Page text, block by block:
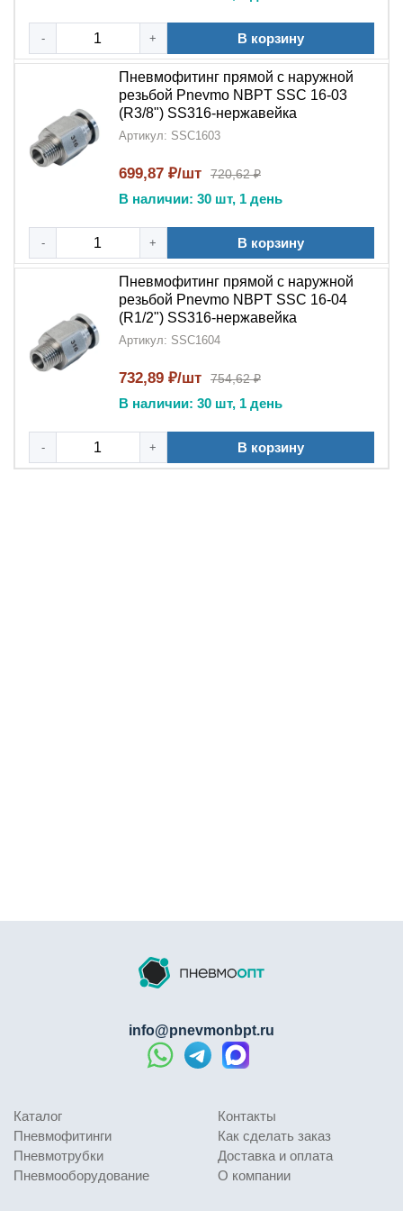
- + В корзину
Пневмофитинг прямой с наружной
резьбой Pnevmo NBPT SSC 16-03
(R3/8") SS316-нержавейка
Артикул: SSC1603
699,87 ₽/шт 720,62 ₽
В наличии: 30 шт, 1 день
- + В корзину
Пневмофитинг прямой с наружной
резьбой Pnevmo NBPT SSC 16-04
(R1/2") SS316-нержавейка
Артикул: SSC1604
732,89 ₽/шт 754,62 ₽
В наличии: 30 шт, 1 день
- + В корзину
Каталог
Пневмофитинги
Пневмотрубки
Пневмооборудование
Контакты
Как сделать заказ
Доставка и оплата
О компании
info@pnevmonbpt.ru